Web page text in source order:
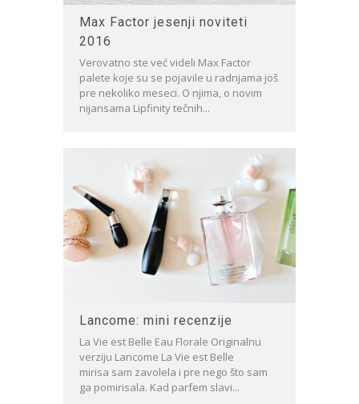
Max Factor jesenji noviteti
2016
Verovatno ste već videli Max Factor
palete koje su se pojavile u radnjama još
pre nekoliko meseci. O njima, o novim
nijansama Lipfinity tečnih...
Lancome: mini recenzije
La Vie est Belle Eau Florale Originalnu
verziju Lancome La Vie est Belle
mirisa sam zavolela i pre nego što sam
ga pomirisala. Kad parfem slavi...